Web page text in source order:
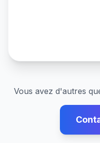
Vous avez d'autres